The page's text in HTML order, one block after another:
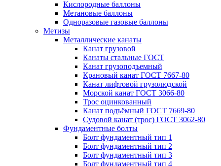
Кислородные баллоны
Метановые баллоны
Одноразовые газовые баллоны
Метизы
Металлические канаты
Канат грузовой
Канаты стальные ГОСТ
Канат грузоподъемный
Крановый канат ГОСТ 7667-80
Канат лифтовой грузолюдской
Морской канат ГОСТ 3066-80
Трос оцинкованный
Канат подъёмный ГОСТ 7669-80
Судовой канат (трос) ГОСТ 3062-80
Фундаментные болты
Болт фундаментный тип 1
Болт фундаментный тип 2
Болт фундаментный тип 3
Болт фундаментный тип 4